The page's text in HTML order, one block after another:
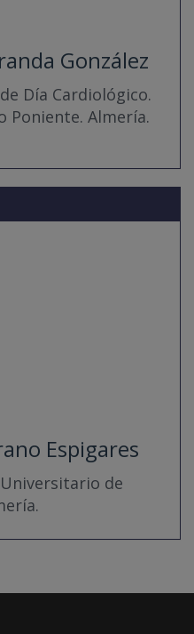
González
Día Cardiológico.
Poniente. Almería.
Espigares
de